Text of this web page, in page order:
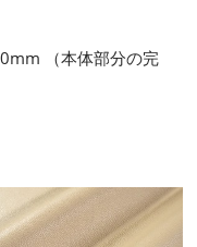
（本体部分の完